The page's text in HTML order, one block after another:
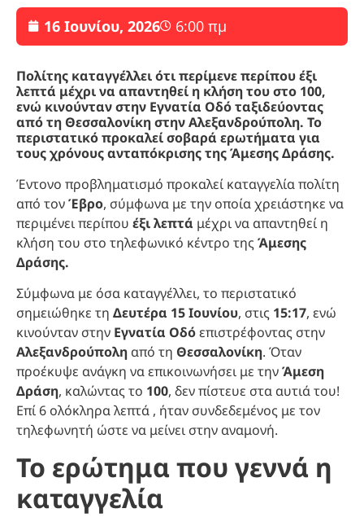
16 Ιουνίου, 2026 6:00 πμ
Πολίτης καταγγέλλει ότι περίμενε περίπου έξι
λεπτά μέχρι να απαντηθεί η κλήση του στο 100,
ενώ κινούνταν στην Εγνατία Οδό ταξιδεύοντας
από τη Θεσσαλονίκη στην Αλεξανδρούπολη. Το
περιστατικό προκαλεί σοβαρά ερωτήματα για
τους χρόνους ανταπόκρισης της Άμεσης Δράσης.
Έντονο προβληματισμό προκαλεί καταγγελία πολίτη
από τονΈβρο, σύμφωνα με την οποία χρειάστηκε να
περιμένει περίπου έξι λεπτά μέχρι να απαντηθεί η
κλήση του στο τηλεφωνικό κέντρο της Άμεσης
Δράσης.
Σύμφωνα με όσα καταγγέλλει, το περιστατικό
σημειώθηκε τη Δευτέρα 15 Ιουνίου, στις 15:17, ενώ
κινούνταν στην Εγνατία Οδόεπιστρέφοντας στην
Αλεξανδρούπολη από τη Θεσσαλονίκη. Όταν
προέκυψε ανάγκη να επικοινωνήσει με τηνΆμεση
Δράση, καλώντας το 100, δεν πίστευε στα αυτιά του!
Επί 6 ολόκληρα λεπτά , ήταν συνδεδεμένος με τον
τηλεφωνητή ώστε να μείνει στην αναμονή.
Το ερώτημα που γεννά η
καταγγελία